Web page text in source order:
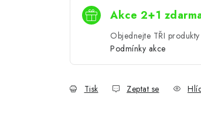
Akce 2+1
Objednejte TŘI
Podmínky akce
Tisk Zeptat se